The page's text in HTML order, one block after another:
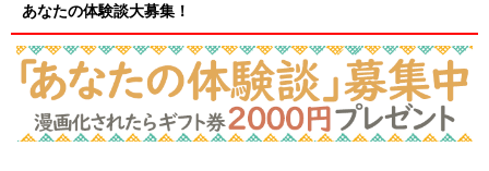
あなたの体験談大募集！